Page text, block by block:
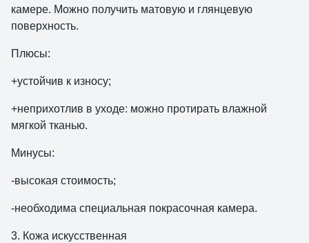
камере. Можно получить матовую и глянцевую
поверхность.
Плюсы:
+устойчив к износу;
+неприхотлив в уходе: можно протирать влажной
мягкой тканью.
Минусы:
-высокая стоимость;
-необходима специальная покрасочная камера.
3. Кожа искусственная